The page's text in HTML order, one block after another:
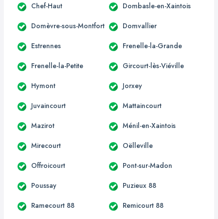
Chef-Haut Dombasle-en-Xaintois
Domèvre-sous-Montfort Domvallier
Estrennes Frenelle-la-Grande
Frenelle-la-Petite Gircourt-lès-Viéville
Hymont Jorxey
Juvaincourt Mattaincourt
Mazirot Ménil-en-Xaintois
Mirecourt Oëlleville
Offroicourt Pont-sur-Madon
Poussay Puzieux 88
Ramecourt 88 Remicourt 88